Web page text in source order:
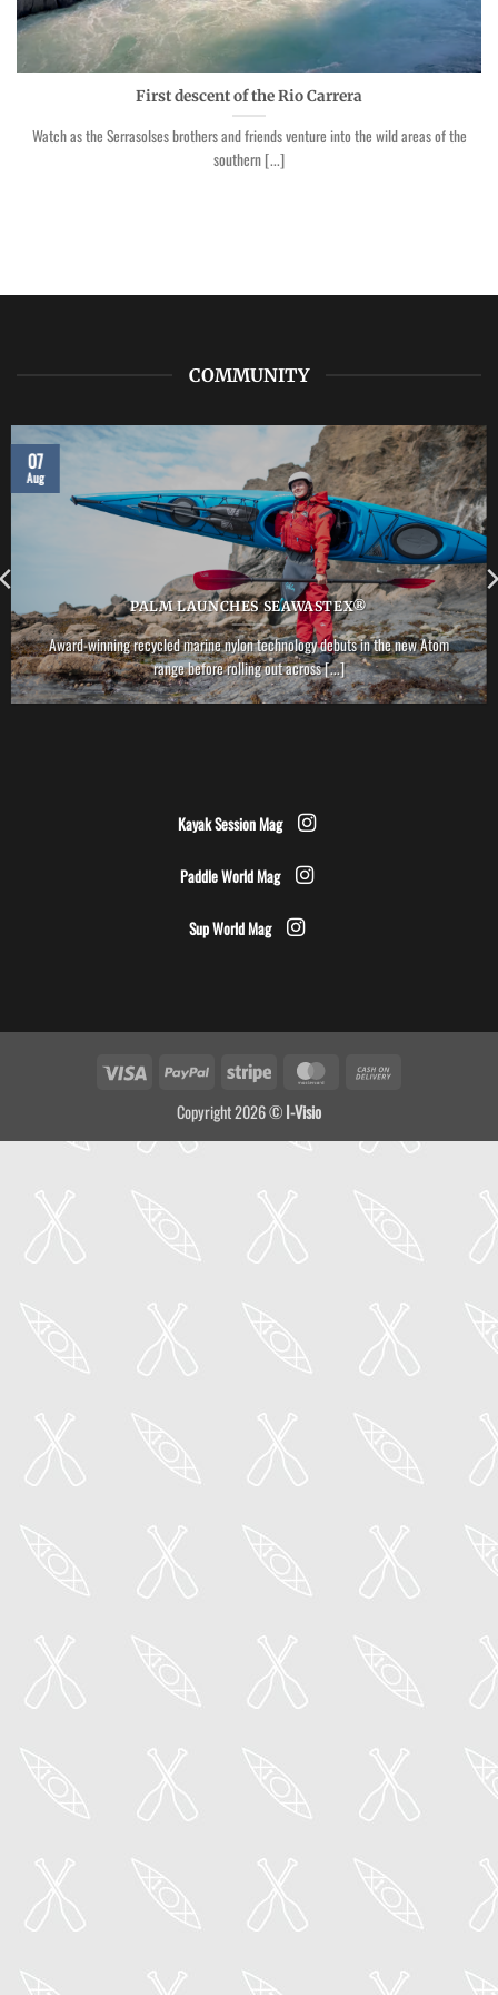
First descent of the Rio Carrera
Watch as the Serrasolses brothers and friends venture into the wild areas of the
southern [...]
COMMUNITY
PALM LAUNCHES SEAWASTEX®
Award-winning recycled marine nylon technology debuts in the new Atom
range before rolling out across [...]
07
Aug
Kayak Session Mag
Paddle World Mag
Sup World Mag
Visa PayPal Stripe MasterCard
Copyright 2026 ©I-Visio